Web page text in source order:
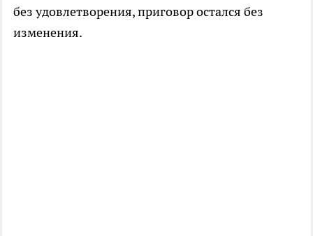
без удовлетворения, приговор остался без
изменения.